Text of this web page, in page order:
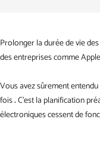
Prolonger la durée de vie
des entreprises comme
Vous avez sûrement
fois.C'est la planification
électroniques cessent de